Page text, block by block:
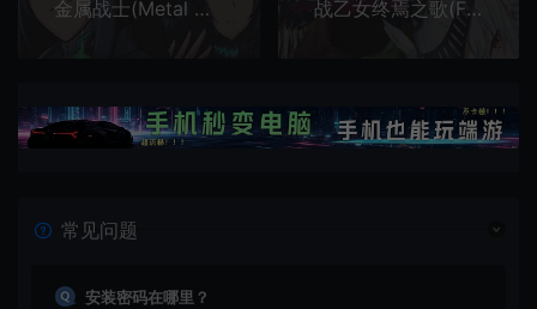
金属战士(Metal Unit)横版Roguelite动作平台游戏|下载
战乙女终焉之歌(Final Anthem of Heroines)横版平台跳跃游戏|下载
常见问题
安装密码在哪里？